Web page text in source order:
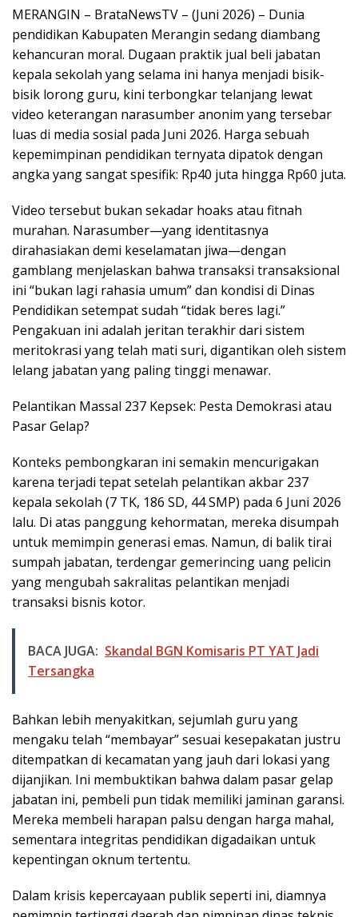
k
p
MERANGIN – BrataNewsTV – (Juni 2026) – Dunia
pendidikan Kabupaten Merangin sedang diambang
kehancuran moral. Dugaan praktik jual beli jabatan
kepala sekolah yang selama ini hanya menjadi bisik-
bisik lorong guru, kini terbongkar telanjang lewat
video keterangan narasumber anonim yang tersebar
luas di media sosial pada Juni 2026. Harga sebuah
kepemimpinan pendidikan ternyata dipatok dengan
angka yang sangat spesifik: Rp40 juta hingga Rp60 juta.
Video tersebut bukan sekadar hoaks atau fitnah
murahan. Narasumber—yang identitasnya
dirahasiakan demi keselamatan jiwa—dengan
gamblang menjelaskan bahwa transaksi transaksional
ini “bukan lagi rahasia umum” dan kondisi di Dinas
Pendidikan setempat sudah “tidak beres lagi.”
Pengakuan ini adalah jeritan terakhir dari sistem
meritokrasi yang telah mati suri, digantikan oleh sistem
lelang jabatan yang paling tinggi menawar.
Pelantikan Massal 237 Kepsek: Pesta Demokrasi atau
Pasar Gelap?
Konteks pembongkaran ini semakin mencurigakan
karena terjadi tepat setelah pelantikan akbar 237
kepala sekolah (7 TK, 186 SD, 44 SMP) pada 6 Juni 2026
lalu. Di atas panggung kehormatan, mereka disumpah
untuk memimpin generasi emas. Namun, di balik tirai
sumpah jabatan, terdengar gemerincing uang pelicin
yang mengubah sakralitas pelantikan menjadi
transaksi bisnis kotor.
BACA JUGA: Skandal BGN Komisaris PT YAT Jadi
Tersangka
Bahkan lebih menyakitkan, sejumlah guru yang
mengaku telah “membayar” sesuai kesepakatan justru
ditempatkan di kecamatan yang jauh dari lokasi yang
dijanjikan. Ini membuktikan bahwa dalam pasar gelap
jabatan ini, pembeli pun tidak memiliki jaminan garansi.
Mereka membeli harapan palsu dengan harga mahal,
sementara integritas pendidikan digadaikan untuk
kepentingan oknum tertentu.
Dalam krisis kepercayaan publik seperti ini, diamnya